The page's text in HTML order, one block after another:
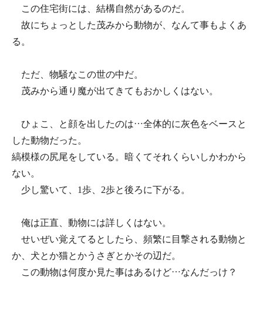
この住宅街には、結構自然があるのだ。
故にちょっとした茂みから動物が、なんて事もよくあ
る。
ただ、物騒なこの世の中だ。
茂みから通り魔が出てきてもおかしくはない。
ひょこ、と顔を出したのは…全体的に灰色をベースと
した動物だった。
縞模様の尻尾をしている。暗くてそれくらいしかわから
ない。
少し驚いて、1歩、2歩と後ろに下がる。
俺は正直、動物には詳しくはない。
せいぜい覚えてるとしたら、頻繁に目撃される動物と
か、犬とか猫とかうさぎとかその辺だ。
この動物は何度か見た事はあるけど…なんだっけ？